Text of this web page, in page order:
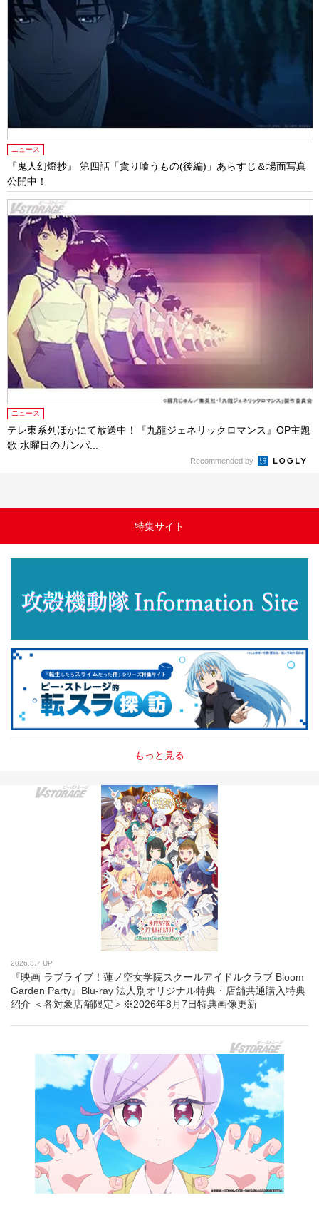
ニュース
『鬼人幻燈抄』 第四話「貪り喰うもの(後編)」あらすじ＆場面写真
公開中！
ニュース
テレ東系列ほかにて放送中！『九龍ジェネリックロマンス』OP主題
歌 水曜日のカンパ...
Recommended by
特集サイト
もっと見る
2026.8.7 UP
『映画 ラブライブ！蓮ノ空女学院スクールアイドルクラブ Bloom
Garden Party』Blu-ray 法人別オリジナル特典・店舗共通購入特典
紹介 ＜各対象店舗限定＞※2026年8月7日特典画像更新